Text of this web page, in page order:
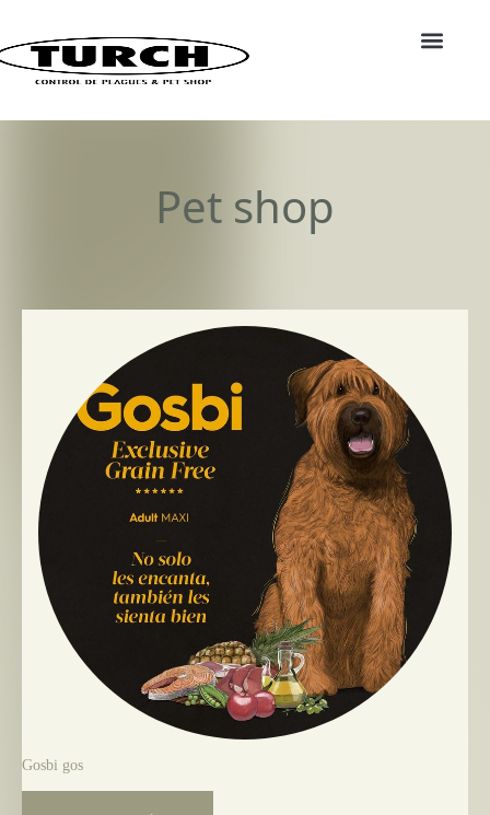
Pet shop
Gosbi gos